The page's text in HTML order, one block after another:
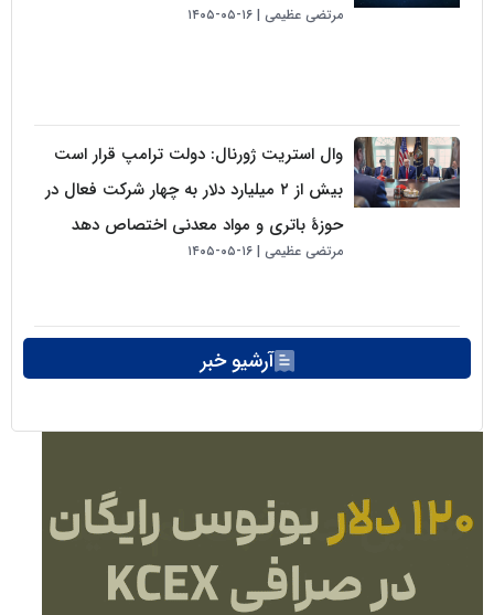
مرتضی عظیمی ۱۶-۰۵-۱۴۰۵
وال استریت ژورنال: دولت ترامپ قرار است
بیش از ۲ میلیارد دلار به چهار شرکت فعال در
حوزهٔ باتری و مواد معدنی اختصاص دهد
مرتضی عظیمی ۱۶-۰۵-۱۴۰۵
آرشیو خبر